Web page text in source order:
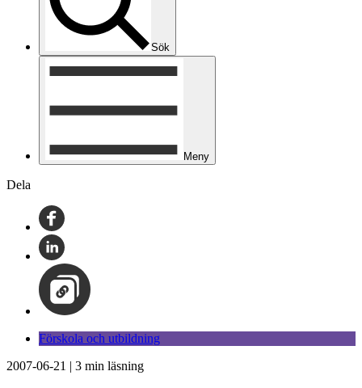
Sök
Meny
Dela
Förskola och utbildning
2007-06-21 | 3 min läsning